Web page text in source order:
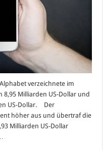
verzeichnete im
8,95 Milliarden US-Dollar und
US-Dollar. Der
höher aus und übertraf die
Milliarden US-Dollar